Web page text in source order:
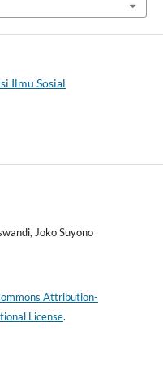
Ilmu Sosial
Joko Suyono
Attribution-
License.